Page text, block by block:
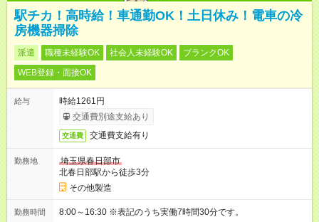
駅チカ！高時給！車通勤OK！土日休み！電車の冷
房機器掃除
派遣 職種未経験OK 社会人未経験OK
ブランクOK
WEB登録・面接OK
給与
時給1261円
交通費別途支給あり
交通費 交通費支給有り
勤務地
埼玉県春日部市
北春日部駅から徒歩3分
その他製造
勤務時間 8:00～16:30 ※表記のうち実働7時間30分です。